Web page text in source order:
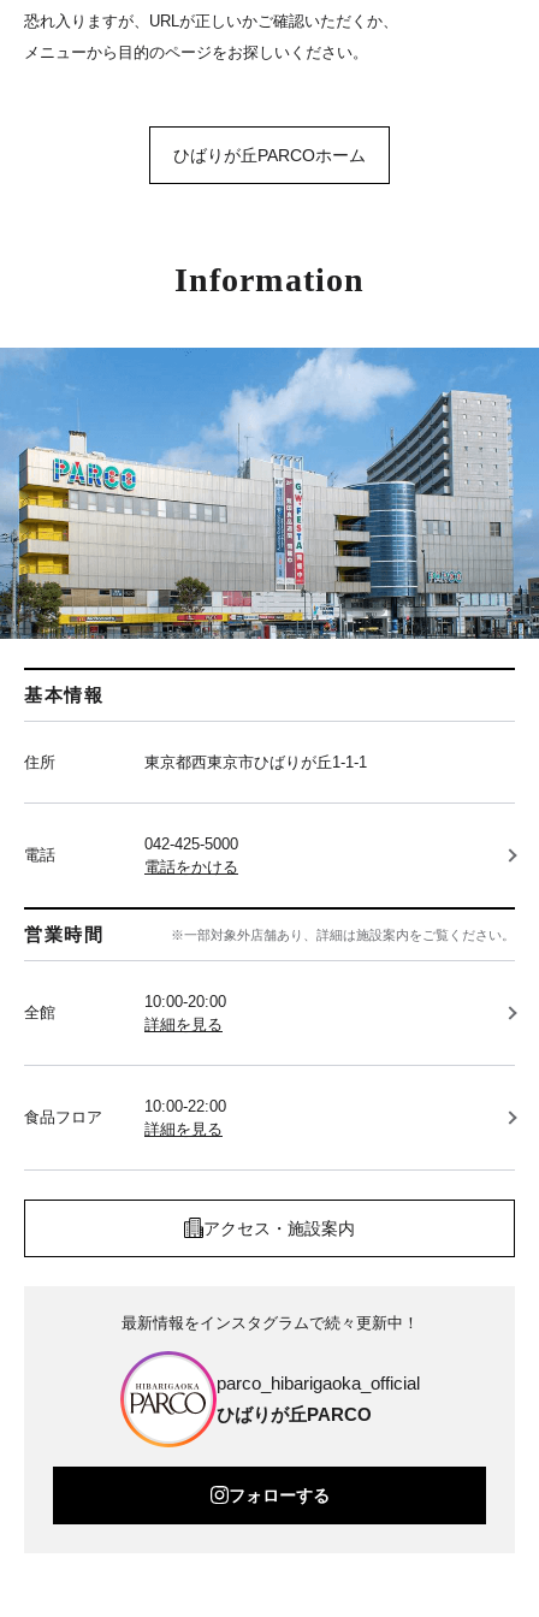
恐れ入りますが、URLが正しいかご確認いただくか、
メニューから目的のページをお探しいください。
ひばりが丘PARCOホーム
Information
基本情報
住所 東京都西東京市ひばりが丘1-1-1
電話
042-425-5000
電話をかける
営業時間 ※一部対象外店舗あり、詳細は施設案内をご覧ください。
全館
10:00-20:00
詳細を見る
食品フロア
10:00-22:00
詳細を見る
アクセス・施設案内
最新情報をインスタグラムで続々更新中！
parco_hibarigaoka_official
ひばりが丘PARCO
フォローする